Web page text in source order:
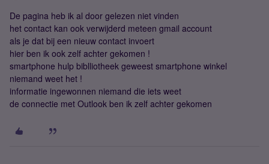
De pagina heb ik al door gelezen niet vinden
het contact kan ook verwijderd meteen gmail account
als je dat bij een nieuw contact invoert
hier ben ik ook zelf achter gekomen !
smartphone hulp biblliotheek geweest smartphone winkel
niemand weet het !
informatie ingewonnen niemand die iets weet
de connectie met Outlook ben ik zelf achter gekomen